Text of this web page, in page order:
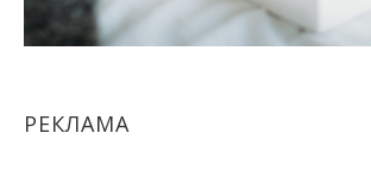
РЕКЛАМА